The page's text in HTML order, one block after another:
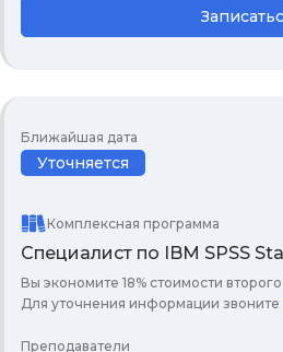
Ближайшая дата
Уточняется
Комплексная программа
Специалист по IBM SPSS
Вы экономите 18% стоимости второго
Для уточнения информации звоните
Преподаватели